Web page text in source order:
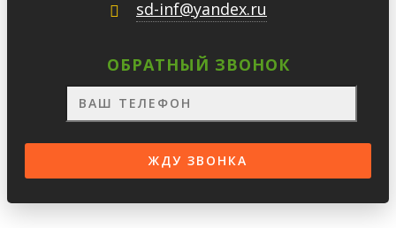
sd-inf@yandex.ru
ОБРАТНЫЙ ЗВОНОК